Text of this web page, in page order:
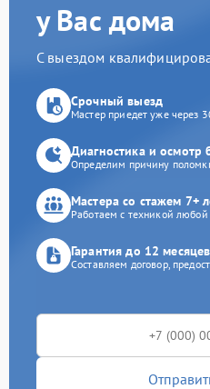
у Вас дома
С выездом
Срочный выезд
Мастер приедет уже через
Диагностика и осмотр
Определим причину
Мастера со стажем 7+
Работаем с техникой любой
Гарантия до 12 месяцев
Составляем договор,